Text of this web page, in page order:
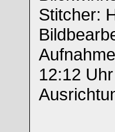
Stitcher:
12:12